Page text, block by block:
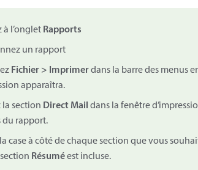
à l’onglet Rapports
un rapport
Fichier > Imprimerdans la barre des menus
apparaîtra.
la section Direct Mail dans la fenêtre
du rapport.
case à côté de chaque section que vous
Résuméest incluse.